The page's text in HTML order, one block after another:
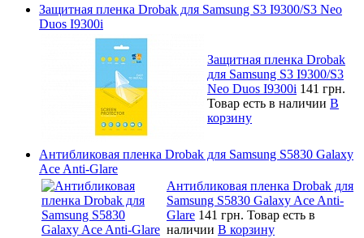
Защитная пленка Drobak для Samsung S3 I9300/S3 Neo
Duos I9300i
Защитная пленка Drobak
для Samsung S3 I9300/S3
Neo Duos I9300i 141 грн.
Товар есть в наличии В
корзину
Антибликовая пленка Drobak для Samsung S5830 Galaxy
Ace Anti-Glare
Антибликовая пленка Drobak для
Samsung S5830 Galaxy Ace Anti-
Glare 141 грн. Товар есть в
наличии В корзину